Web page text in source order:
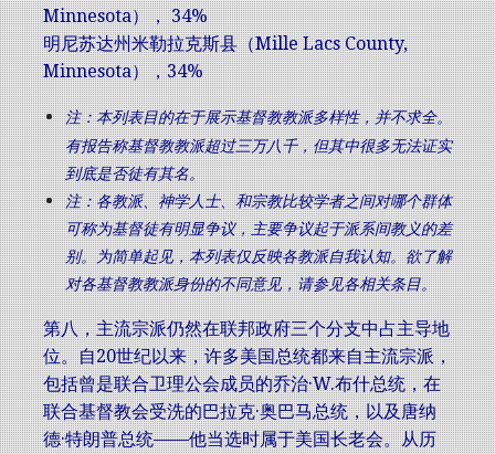
Minnesota）， 34%
明尼苏达州米勒拉克斯县（Mille Lacs County,
Minnesota），34%
注：本列表目的在于展示基督教教派多样性，并不求全。
有报告称基督教教派超过三万八千，但其中很多无法证实
到底是否徒有其名。
注：各教派、神学人士、和宗教比较学者之间对哪个群体
可称为基督徒有明显争议，主要争议起于派系间教义的差
别。为简单起见，本列表仅反映各教派自我认知。欲了解
对各基督教教派身份的不同意见，请参见各相关条目。
第八，主流宗派仍然在联邦政府三个分支中占主导地
位。自20世纪以来，许多美国总统都来自主流宗派，
包括曾是联合卫理公会成员的乔治·W.布什总统，在
联合基督教会受洗的巴拉克·奥巴马总统，以及唐纳
德·特朗普总统——他当选时属于美国长老会。从历